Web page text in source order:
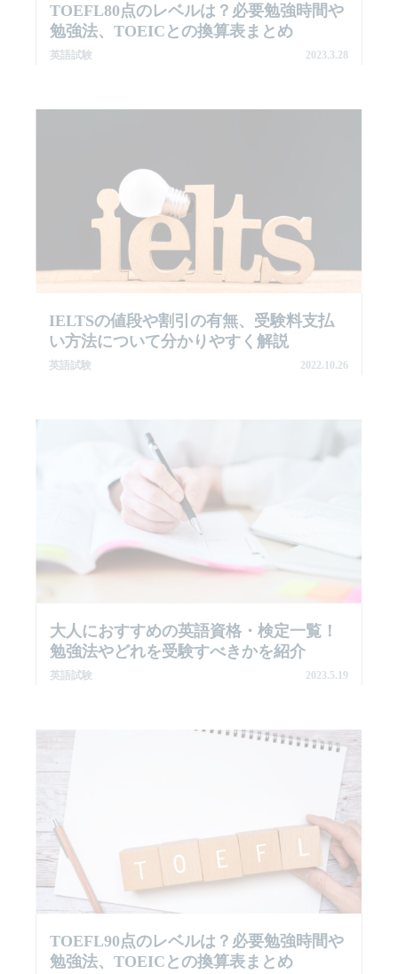
TOEFL80点のレベルは？必要勉強時間や
勉強法、TOEICとの換算表まとめ
英語試験 2023.3.28
IELTSの値段や割引の有無、受験料支払
い方法について分かりやすく解説
英語試験 2022.10.26
大人におすすめの英語資格・検定一覧！
勉強法やどれを受験すべきかを紹介
英語試験 2023.5.19
TOEFL90点のレベルは？必要勉強時間や
勉強法、TOEICとの換算表まとめ